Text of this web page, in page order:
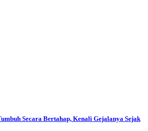
Secara Bertahap, Kenali Gejalanya Sejak